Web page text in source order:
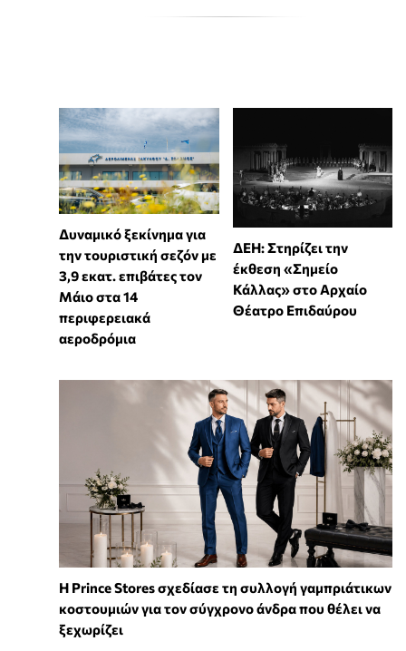
Δυναμικό ξεκίνημα για
την τουριστική σεζόν με
3,9 εκατ. επιβάτες τον
Μάιο στα 14
περιφερειακά
αεροδρόμια
ΔΕΗ: Στηρίζει την
έκθεση «Σημείο
Κάλλας» στο Αρχαίο
Θέατρο Επιδαύρου
Η Prince Stores σχεδίασε τη συλλογή γαμπριάτικων
κοστουμιών για τον σύγχρονο άνδρα που θέλει να
ξεχωρίζει